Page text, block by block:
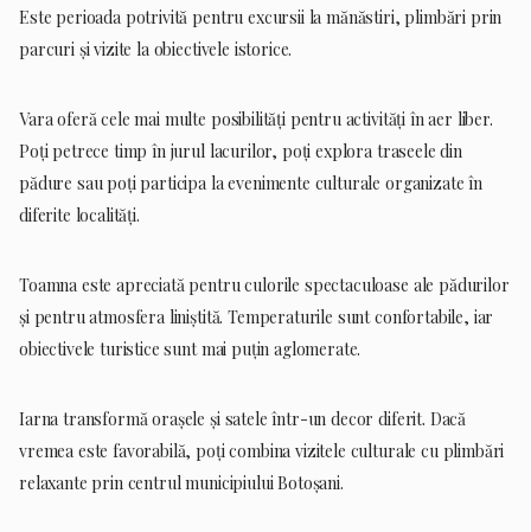
Este perioada potrivită pentru excursii la mănăstiri, plimbări prin
parcuri și vizite la obiectivele istorice.
Vara oferă cele mai multe posibilități pentru activități în aer liber.
Poți petrece timp în jurul lacurilor, poți explora traseele din
pădure sau poți participa la evenimente culturale organizate în
diferite localități.
Toamna este apreciată pentru culorile spectaculoase ale pădurilor
și pentru atmosfera liniștită. Temperaturile sunt confortabile, iar
obiectivele turistice sunt mai puțin aglomerate.
Iarna transformă orașele și satele într-un decor diferit. Dacă
vremea este favorabilă, poți combina vizitele culturale cu plimbări
relaxante prin centrul municipiului Botoșani.